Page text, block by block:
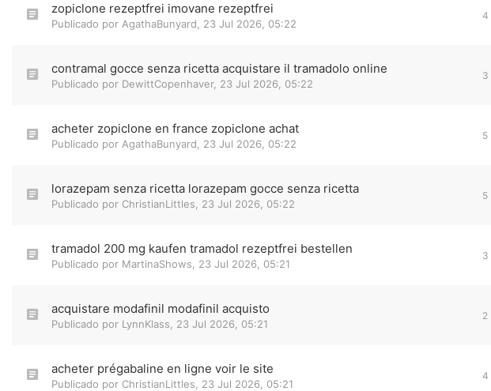
zopiclone rezeptfrei imovane rezeptfrei
Publicado por AgathaBunyard 23 Jul 2026, 05:22
4
contramal gocce senza ricetta acquistare il tramadolo online
Publicado por DewittCopenhaver, 23 Jul 2026, 05:22
3
acheter zopiclone en france zopiclone achat
Publicado por AgathaBunyard 23 Jul 2026, 05:22
5
lorazepam senza ricetta lorazepam gocce senza ricetta
Publicado por ChristianLittles 23 Jul 2026, 05:22
5
tramadol 200 mg kaufen tramadol rezeptfrei bestellen
Publicado por MartinaShows 23 Jul 2026, 05:21
3
acquistare modafinil modafinil acquisto
Publicado por LynnKlass 23 Jul 2026, 05:21
2
acheter prégabaline en ligne voir le site
Publicado por ChristianLittles 23 Jul 2026, 05:21
4